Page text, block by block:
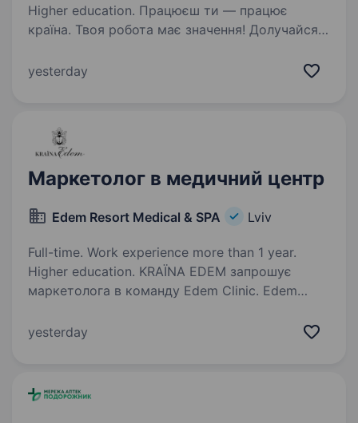
Higher education. Працюєш ти — працює
країна. Твоя робота має значення! Долучайся
нашої країни разом! Шукаємо Фахівця
yesterday
Маркетолог в медичний центр
Edem Resort Medical & SPA Lviv
Full-time. Work experience more than 1 year.
Higher education. KRAЇNA EDEM запрошує
маркетолога в команду Edem Clinic. Edem
палацово-парковий комплекс, розташований
yesterday